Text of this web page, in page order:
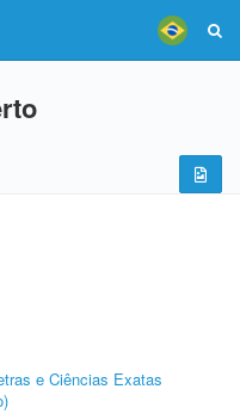
e Ciências Exatas